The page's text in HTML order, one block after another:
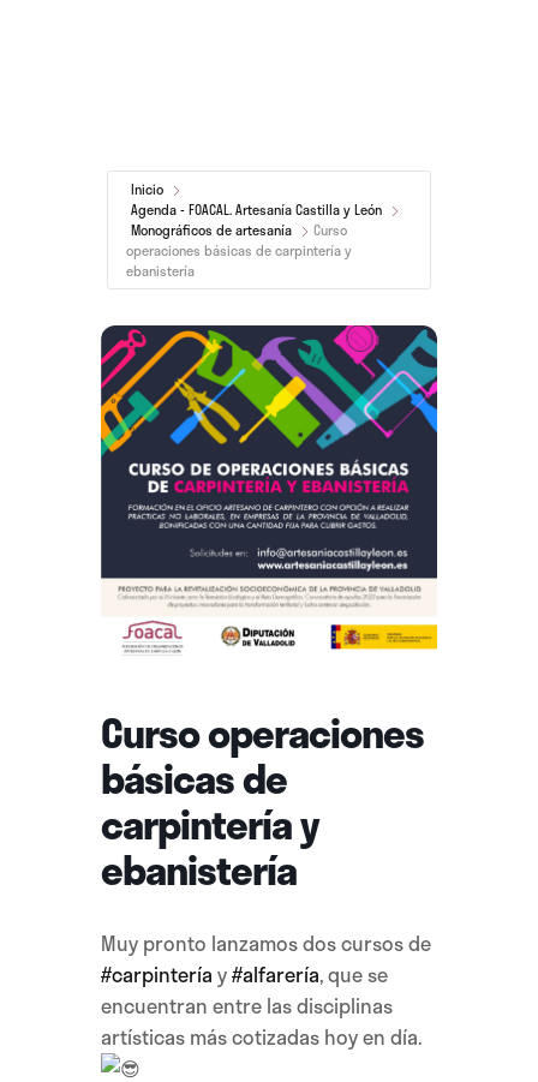
Inicio
Agenda - FOACAL. Artesanía Castilla y León
Monográficos de artesanía
Curso
operaciones básicas de carpintería y
ebanistería
Curso operaciones
básicas de
carpintería y
ebanistería
Muy pronto lanzamos dos cursos de
#carpintería y#alfarería, que se
encuentran entre las disciplinas
artísticas más cotizadas hoy en día.